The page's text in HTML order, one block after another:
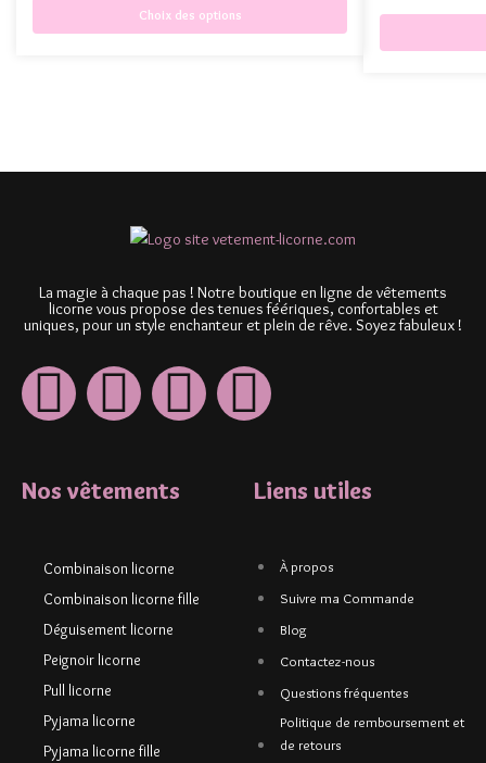
Choix des options
La magie à chaque pas ! Notre boutique en ligne de vêtements
licorne vous propose des tenues féériques, confortables et
uniques, pour un style enchanteur et plein de rêve. Soyez fabuleux !
Nos vêtements
Combinaison licorne
Combinaison licorne fille
Déguisement licorne
Peignoir licorne
Pull licorne
Pyjama licorne
Pyjama licorne fille
Liens utiles
À propos
Suivre ma Commande
Blog
Contactez-nous
Questions fréquentes
Politique de remboursement et
de retours